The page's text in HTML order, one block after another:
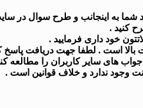
به اینجانب و طرح سوال در